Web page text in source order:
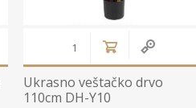
Ukrasno veštačko drvo
110cm DH-Y10